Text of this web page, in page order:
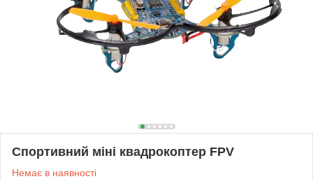
Спортивний міні квадрокоптер FPV
Немає в наявності